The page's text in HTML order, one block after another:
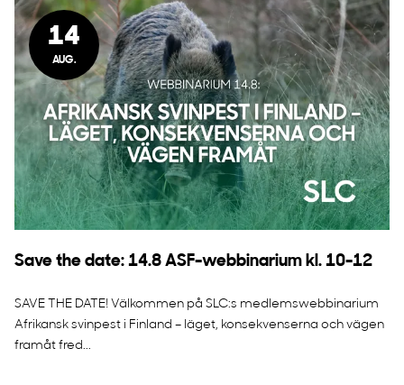
14
AUG.
Save the date: 14.8 ASF-webbinarium kl. 10-12
SAVE THE DATE! Välkommen på SLC:s medlemswebbinarium
Afrikansk svinpest i Finland – läget, konsekvenserna och vägen
framåt fred...